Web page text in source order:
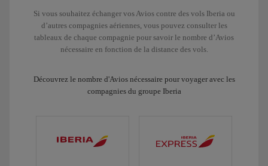
Si vous souhaitez échanger vos Avios contre des vols Iberia ou
d’autres compagnies aériennes, vous pouvez consulter les
tableaux de chaque compagnie pour savoir le nombre d’Avios
nécessaire en fonction de la distance des vols.
Découvrez le nombre d'Avios nécessaire pour voyager avec les
compagnies du groupe Iberia